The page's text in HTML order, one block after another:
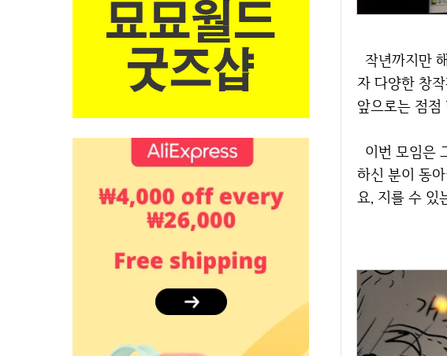
작년까지만 해도 만화/웹툰 이라는 특정 분야 활동만 고집해 오다가, 올해부터는 좀 더 범위를 넓히고
자 다양한 창
앞으로는 점
이번 모임은 그러하다 내에 있는 소모임으로 모임 주제는 이모티콘 입니다. 최근 이모티콘을 정식 출품
하신 분이 동
요, 지를 수 있